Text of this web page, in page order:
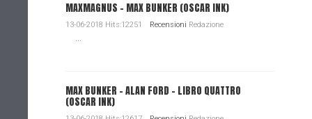
MAXMAGNUS – MAX BUNKER (OSCAR INK)
13-06-2018 Hits:12251 Recensioni Redazione
...
MAX BUNKER – ALAN FORD – LIBRO QUATTRO
(OSCAR INK)